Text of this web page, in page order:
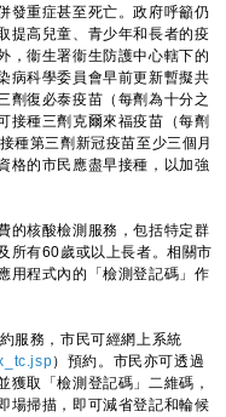
發重症甚至死亡。政府呼籲仍
提高兒童、青少年和長者的疫
，衞生署衞生防護中心轄下的
病科學委員會早前更新暫擬共
劑復必泰疫苗（每劑為十分之
接種三劑克爾來福疫苗（每劑
種第三劑新冠疫苗至少三個月
格的市民應盡早接種，以加強
的核酸檢測服務，包括特定群
所有60歲或以上長者。相關市
用程式內的「檢測登記碼」作
務，市民可經網上系統
）預約。市民亦可透過
獲取「檢測登記碼」二維碼，
場掃描，即可減省登記和輪候